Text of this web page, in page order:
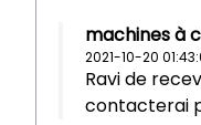
machines à
2021-10-20
Ravi de
contacterai